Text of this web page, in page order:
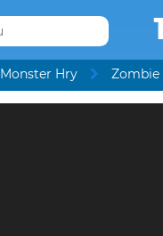
Monster Hry Zombie